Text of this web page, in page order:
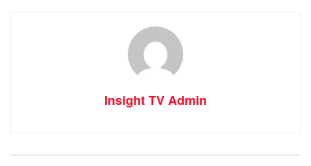
Insight TV Admin